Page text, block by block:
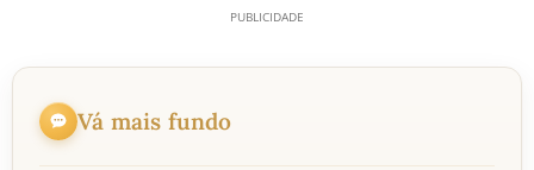
Vá mais fundo